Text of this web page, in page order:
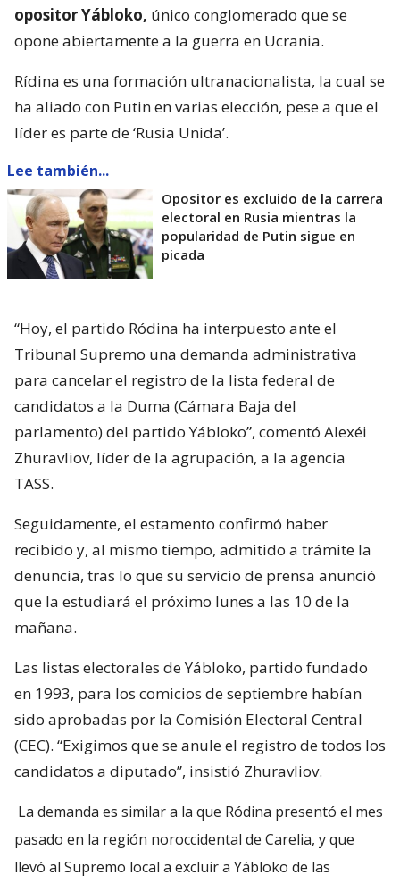
opositor Yábloko, único conglomerado que se
opone abiertamente a la guerra en Ucrania.
Rídina es una formación ultranacionalista, la cual se
ha aliado con Putin en varias elección, pese a que el
líder es parte de ‘Rusia Unida’.
Lee también...
Opositor es excluido de la carrera
electoral en Rusia mientras la
popularidad de Putin sigue en
picada
“Hoy, el partido Ródina ha interpuesto ante el
Tribunal Supremo una demanda administrativa
para cancelar el registro de la lista federal de
candidatos a la Duma (Cámara Baja del
parlamento) del partido Yábloko”, comentó Alexéi
Zhuravliov, líder de la agrupación, a la agencia
TASS.
Seguidamente, el estamento confirmó haber
recibido y, al mismo tiempo, admitido a trámite la
denuncia, tras lo que su servicio de prensa anunció
que la estudiará el próximo lunes a las 10 de la
mañana.
Las listas electorales de Yábloko, partido fundado
en 1993, para los comicios de septiembre habían
sido aprobadas por la Comisión Electoral Central
(CEC). “Exigimos que se anule el registro de todos los
candidatos a diputado”, insistió Zhuravliov.
La demanda es similar a la que Ródina presentó el mes
pasado en la región noroccidental de Carelia, y que
llevó al Supremo local a excluir a Yábloko de las